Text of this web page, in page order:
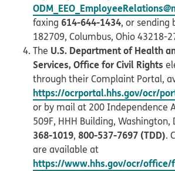
faxing 614-644-1434, or sending
182709, Columbus, Ohio 43218-
The U.S. Department of Health
Services, Office for Civil Rights
through their Complaint Portal,
https://ocrportal.hhs.gov/ocr/
or by mail at 200 Independence
509F, HHH Building, Washington,
368-1019, 800-537-7697 (TDD).
are available at
https://www.hhs.gov/ocr/